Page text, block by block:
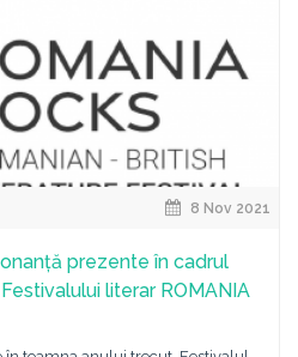
8 Nov 2021
prezente în cadrul
literar ROMANIA